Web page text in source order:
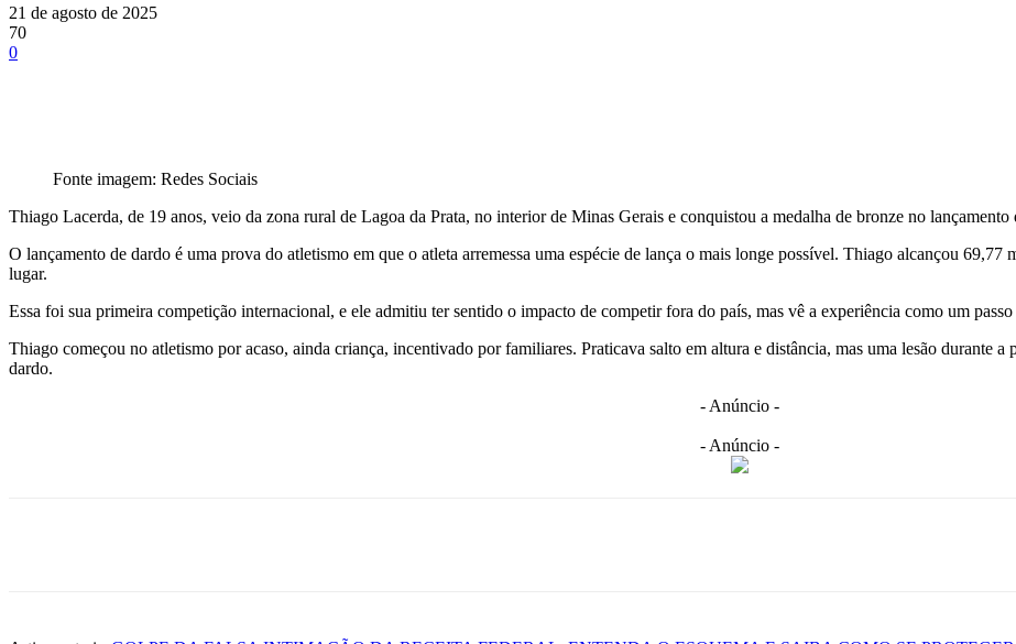
21 de agosto de 2025
70
0
Fonte imagem: Redes Sociais
Thiago Lacerda, de 19 anos, veio da zona rural de Lagoa da Prata, no interior de Minas Gerais e conquistou a medalha de bronze no
O lançamento de dardo é uma prova do atletismo em que o atleta arremessa uma espécie de lança o mais longe possível. Thiago alcançou
lugar.
Essa foi sua primeira competição internacional, e ele admitiu ter sentido o impacto de competir fora do país, mas vê a experiência como um
Thiago começou no atletismo por acaso, ainda criança, incentivado por familiares. Praticava salto em altura e distância, mas uma lesão durante a
dardo.
- Anúncio -
- Anúncio -